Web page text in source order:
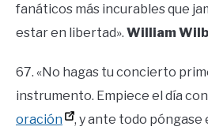
fanáticos más incurables que
estar en libertad». William
67. «No hagas tu concierto
instrumento. Empiece el día
oración
, y ante todo póngase